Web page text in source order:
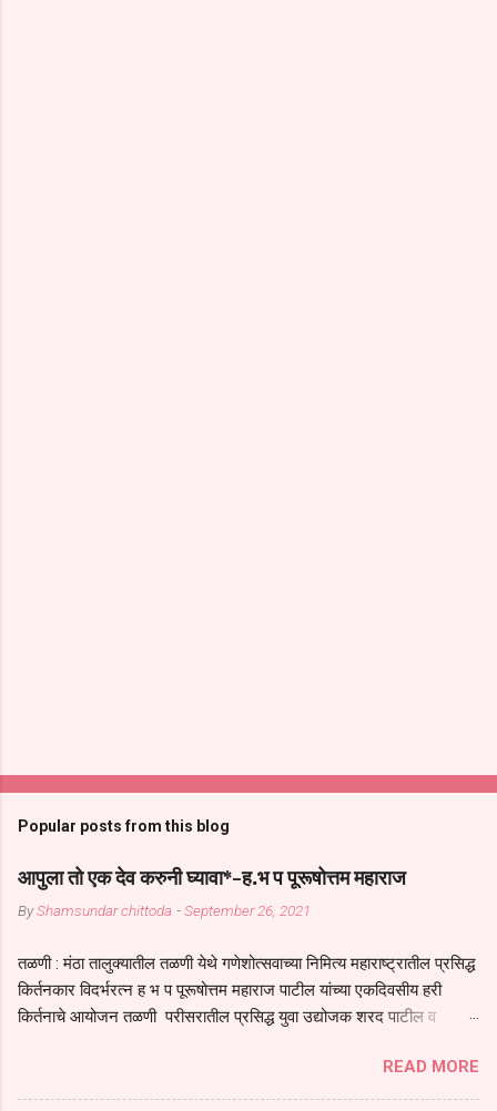
Popular posts from this blog
आपुला तो एक देव करुनी घ्यावा*-ह.भ प पूरूषोत्तम महाराज
ByShamsundar chittoda -September 26, 2021
तळणी : मंठा तालुक्यातील तळणी येथे गणेशोत्सवाच्या निमित्य महाराष्ट्रातील प्रसिद्ध
किर्तनकार विदर्भरत्न ह भ प पूरूषोत्तम महाराज पाटील यांच्या एकदिवसीय हरी
किर्तनाचे आयोजन तळणी परीसरातील प्रसिद्ध युवा उद्योजक शरद पाटील व
तुकाराम महाराज यांच्या *आपुला तो एक देव करुनी घ्यावा* *तेणे विन जिवा सुख
नोहे* *येरती माईक दुःखाची जनीती* *नाही आदी अंती अवसान* या अभंगावर
READ MORE